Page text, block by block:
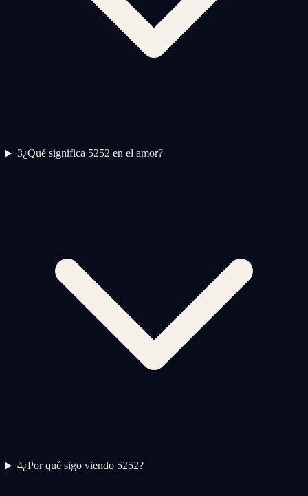
3¿Qué significa 5252 en el amor?
4¿Por qué sigo viendo 5252?